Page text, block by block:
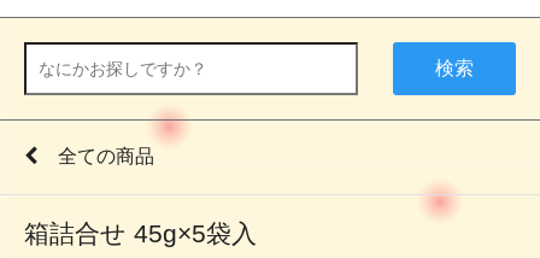
検索
全ての商品
箱詰合せ 45g×5袋入